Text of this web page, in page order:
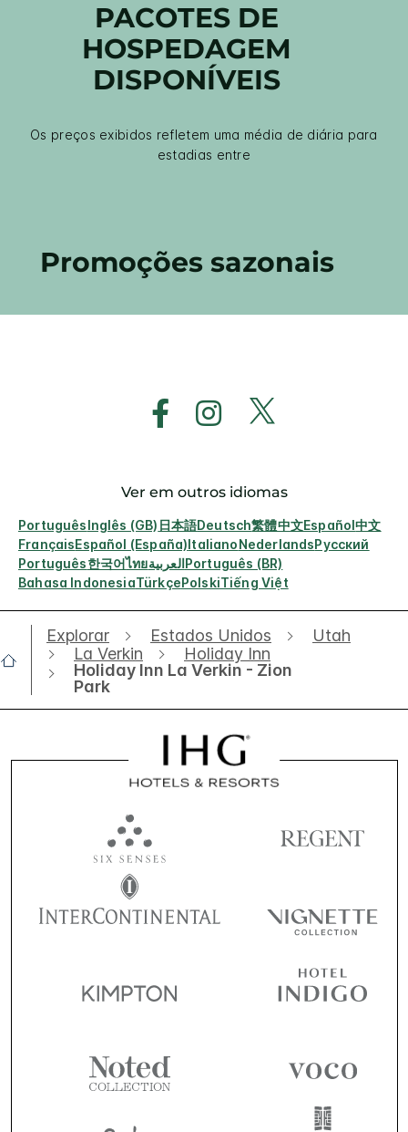
PACOTES DE
HOSPEDAGEM
DISPONÍVEIS
Os preços exibidos refletem uma média de diária para
estadias entre
Promoções sazonais
Ver em outros idiomas
PortuguêsInglês (GB) 日本語Deutsch繁體中文Español中文
FrançaisEspañol (España)ItalianoNederlandsРусский
Português한국어ไทยالعربيةPortuguês (BR)
Bahasa IndonesiaTürkçePolskiTiếng Việt
Explorar Estados Unidos
Utah
La Verkin
Holiday Inn
Holiday Inn La Verkin - Zion
Park